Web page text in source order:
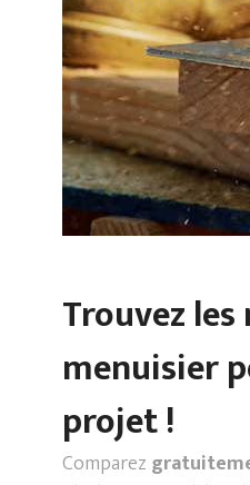
Trouvez
menuisier
projet !
Comparez